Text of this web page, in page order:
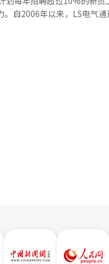
动出行的竞争不仅仅是技
统翻译与编辑。
自2006年以来，LS电气通
优秀人才，实习生通过语
疾人艺术团体，并通过按
时刻，企业的成长依赖于优
施投资迅速增加。尤其是在